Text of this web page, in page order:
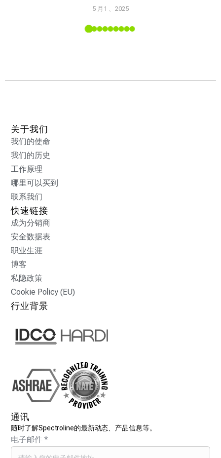
5 月1 、2025
关于我们
我们的使命
我们的历史
工作原理
哪里可以买到
联系我们
快速链接
成为分销商
安全数据表
职业生涯
博客
私隐政策
Cookie Policy (EU)
行业背景
通讯
随时了解Spectroline的最新动态、产品信息等。
电子邮件*